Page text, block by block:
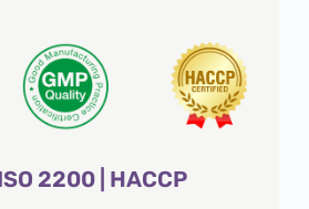
2200 | HACCP